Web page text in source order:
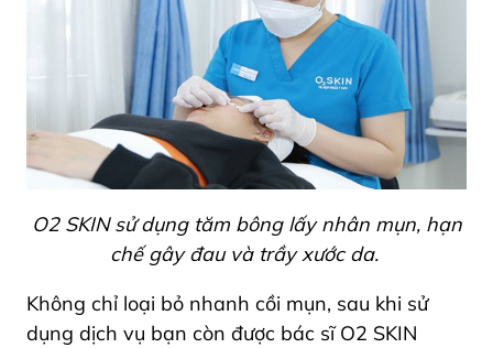
O2 SKIN sử dụng tăm bông lấy nhân mụn, hạn
chế gây đau và trầy xước da.
Không chỉ loại bỏ nhanh cồi mụn, sau khi sử
dụng dịch vụ bạn còn được bác sĩ O2 SKIN